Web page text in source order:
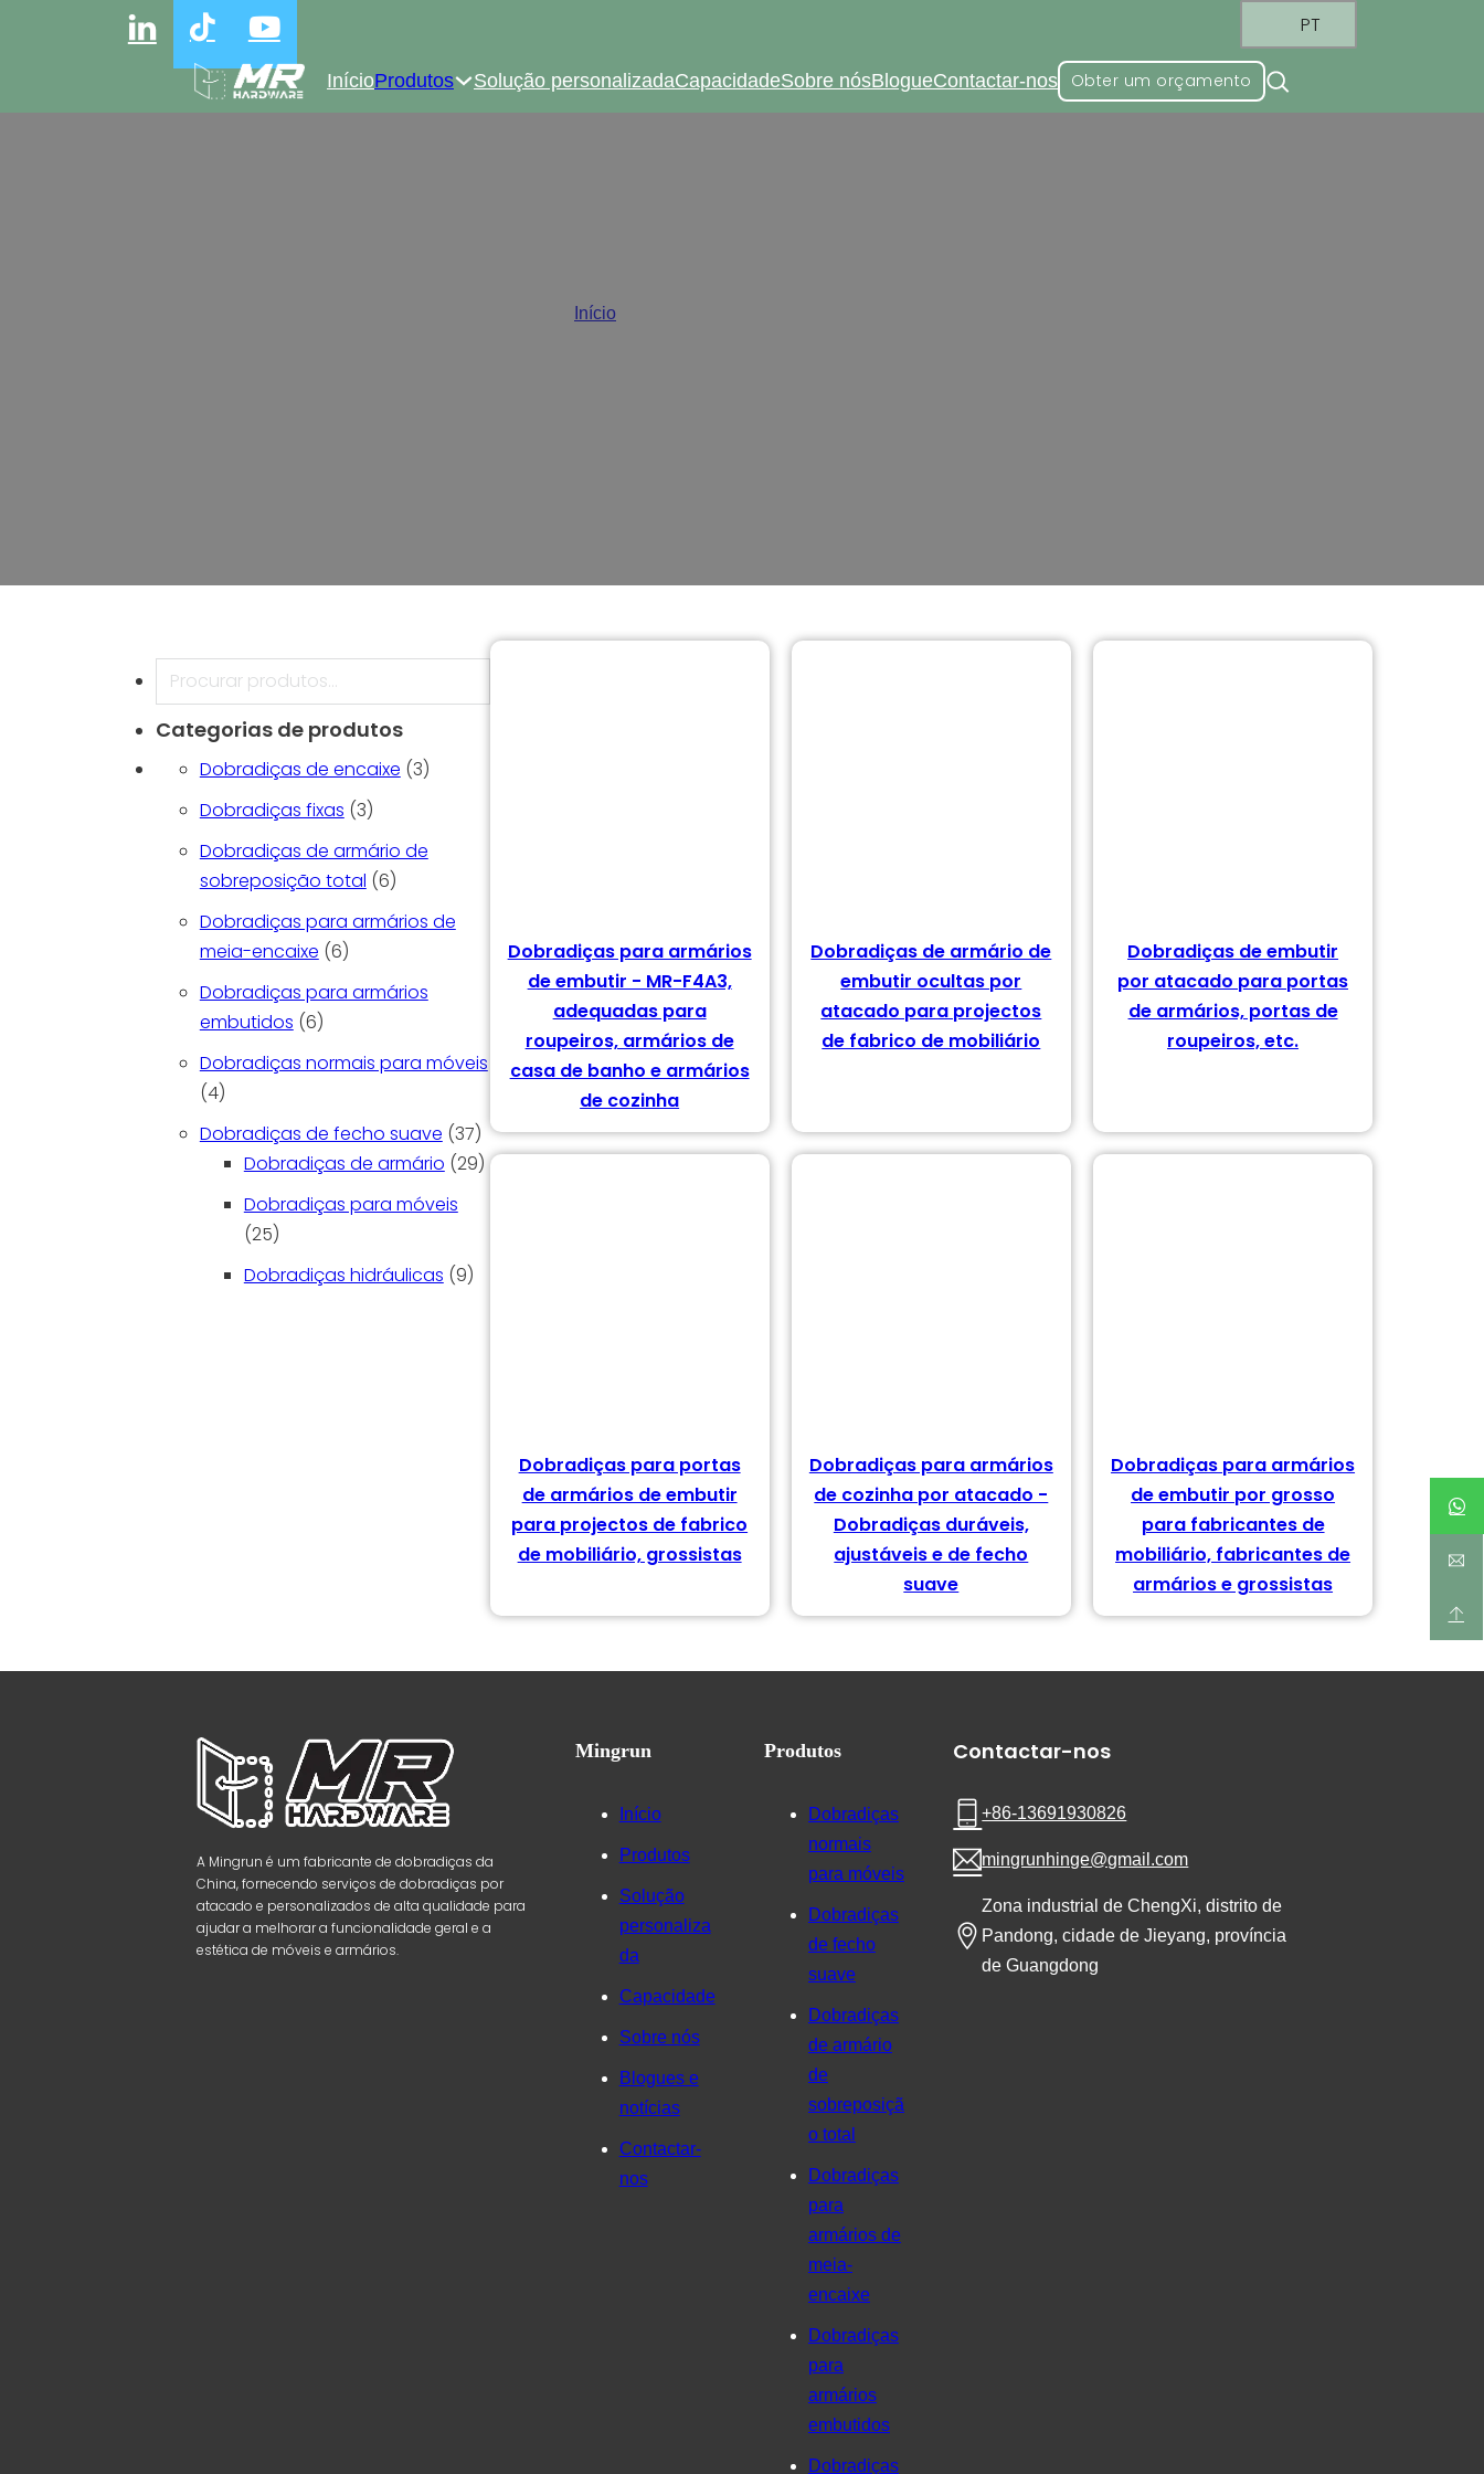
PT
InícioProdutos Solução personalizadaCapacidadeSobre nósBlogueContactar-nos Obter um orçamento
Início
Pesquisar
Categorias de produtos
Dobradiças de encaixe 33 produtos
Dobradiças fixas 33 produtos
Dobradiças de armário de
sobreposição total 66 produtos
Dobradiças para armários de
meia-encaixe 66 produtos
Dobradiças para armários
embutidos 66 produtos
Dobradiças normais para móveis
44 produtos
Dobradiças de fecho suave 3737 produtos
Dobradiças de armário 2929 produtos
Dobradiças para móveis
2525 produtos
Dobradiças hidráulicas 99 produtos
Dobradiças para armários
de embutir - MR-F4A3,
adequadas para
roupeiros, armários de
casa de banho e armários
de cozinha
Dobradiças de armário de
embutir ocultas por
atacado para projectos
de fabrico de mobiliário
Dobradiças de embutir
por atacado para portas
de armários, portas de
roupeiros, etc.
Dobradiças para portas
de armários de embutir
para projectos de fabrico
de mobiliário, grossistas
Dobradiças para armários
de cozinha por atacado -
Dobradiças duráveis,
ajustáveis e de fecho
suave
Dobradiças para armários
de embutir por grosso
para fabricantes de
mobiliário, fabricantes de
armários e grossistas
A Mingrun é um fabricante de dobradiças da
China, fornecendo serviços de dobradiças por
atacado e personalizados de alta qualidade para
ajudar a melhorar a funcionalidade geral e a
estética de móveis e armários.
Mingrun
Início
Produtos
Solução
personaliza
da
Capacidade
Sobre nós
Blogues e
notícias
Contactar-
nos
Produtos
Dobradiças
normais
para móveis
Dobradiças
de fecho
suave
Dobradiças
de armário
de
sobreposiçã
o total
Dobradiças
para
armários de
meia-
encaixe
Dobradiças
para
armários
embutidos
Dobradiças
Contactar-nos
+86-13691930826
mingrunhinge@gmail.com
Zona industrial de ChengXi, distrito de
Pandong, cidade de Jieyang, província
de Guangdong